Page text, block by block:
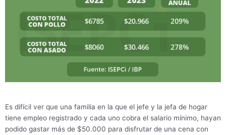
Es difícil ver que una familia en la que el jefe y la jefa de hogar
tiene empleo registrado y cada uno cobra el salario mínimo, hayan
podido gastar más de $50.000 para disfrutar de una cena con